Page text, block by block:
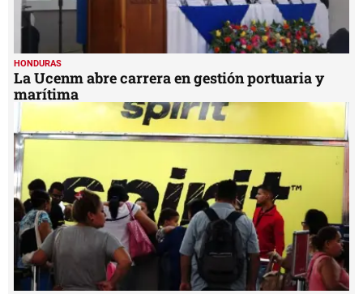
HONDURAS
La Ucenm abre carrera en gestión portuaria y
marítima